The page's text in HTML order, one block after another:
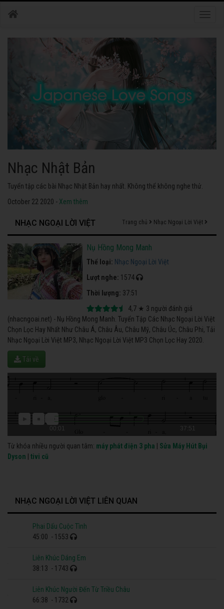
Nhạc Nhật Bản
Tuyển tập các bài Nhạc Nhật Bản hay nhất. Không thể không nghe thử.
October 22 2020 - Xem thêm
NHẠC NGOẠI LỜI VIỆT Trang chủ Nhạc Ngoại Lời Việt
Nụ Hồng Mong Manh
Thể loại: Nhạc Ngoại Lời Việt
Lượt nghe: 1574
Thời lượng: 37:51
4,7 ★ 3 người đánh giá
(nhacngoai.net) - Nụ Hồng Mong Manh. Tuyển Tập Các Nhạc Ngoại Lời Việt
Chọn Lọc Hay Nhất Như Châu Á, Châu Âu, Châu Mỹ, Châu Úc, Châu Phi, Tải
Nhạc Ngoại Lời Việt MP3, Nhạc Ngoại Lời Việt MP3 Chọn Lọc Hay 2020.
Tải về
00:01 37:51
Từ khóa nhiều người quan tâm: máy phát điện 3 pha
Sửa Máy Hút Bụi
Dyson
tivi cũ
NHẠC NGOẠI LỜI VIỆT LIÊN QUAN
Phai Dấu Cuộc Tình
45:00 - 1553
Liên Khúc Dáng Em
38:13 - 1743
Liên Khúc Người Đến Từ Triều Châu
66:38 - 1732